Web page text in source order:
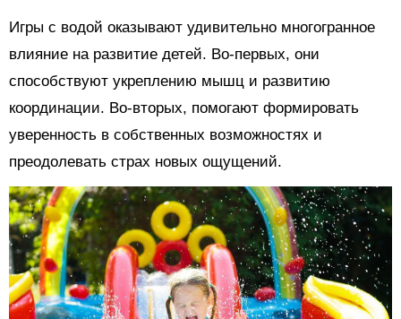
Игры с водой оказывают удивительно многогранное
влияние на развитие детей. Во-первых, они
способствуют укреплению мышц и развитию
координации. Во-вторых, помогают формировать
уверенность в собственных возможностях и
преодолевать страх новых ощущений.